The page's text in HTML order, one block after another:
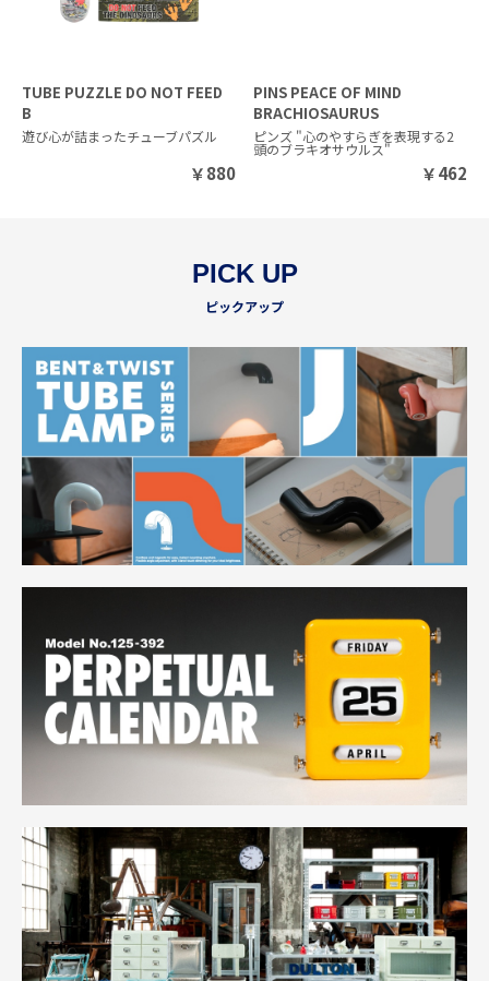
TUBE PUZZLE DO NOT FEED
B
遊び心が詰まったチューブパズル
￥880
PINS PEACE OF MIND
BRACHIOSAURUS
ピンズ "心のやすらぎを表現する2
頭のブラキオサウルス"
￥462
PICK UP
ピックアップ